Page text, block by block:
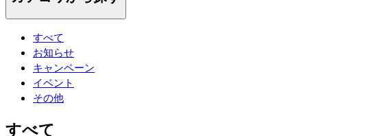
すべて
お知らせ
キャンペーン
イベント
その他
すべて